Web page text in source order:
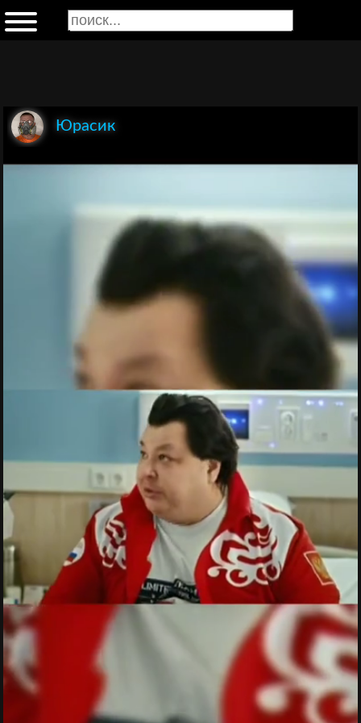
Юрасик